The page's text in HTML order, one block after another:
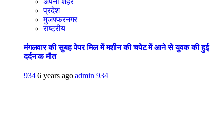
प्रदेश
मुजफ्फरनगर
राष्ट्रीय
मंगलवार की सुबह पेपर मिल में मशीन की चपेट में आने से युवक की हुई
दर्दनाक मौत
934 6 years ago admin 934